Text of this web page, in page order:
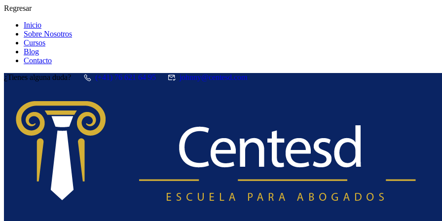
Regresar
Inicio
Sobre Nosotros
Cursos
Blog
Contacto
¿Tienes alguna duda?
(+41) 76 621 64 95 johnny@centesd.com